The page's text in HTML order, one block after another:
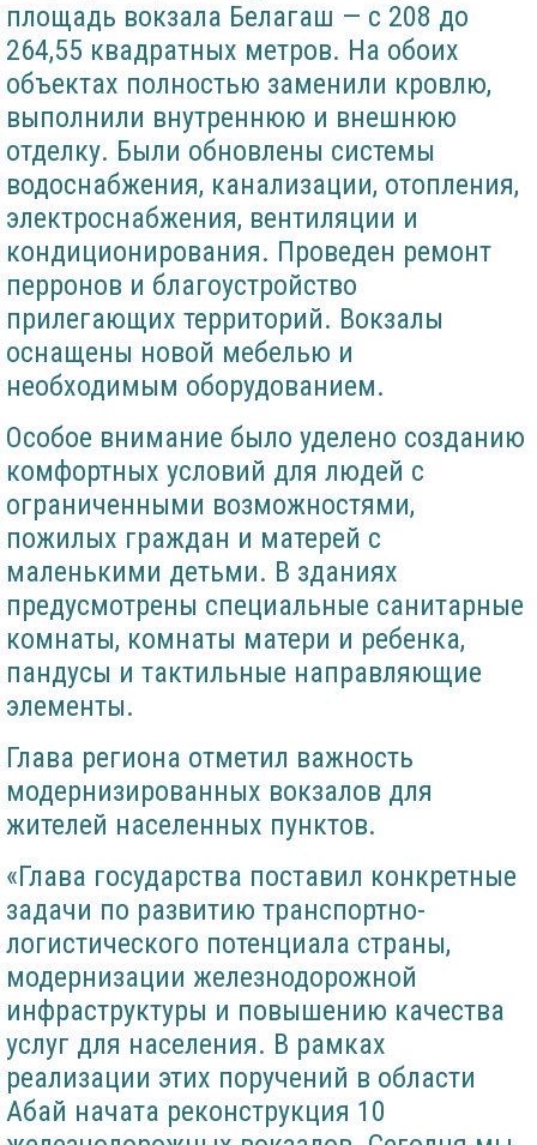
площадь вокзала Белагаш — с 208 до
264,55 квадратных метров. На обоих
объектах полностью заменили кровлю,
выполнили внутреннюю и внешнюю
отделку. Были обновлены системы
водоснабжения, канализации, отопления,
электроснабжения, вентиляции и
кондиционирования. Проведен ремонт
перронов и благоустройство
прилегающих территорий. Вокзалы
оснащены новой мебелью и
необходимым оборудованием.
Особое внимание было уделено созданию
комфортных условий для людей с
ограниченными возможностями,
пожилых граждан и матерей с
маленькими детьми. В зданиях
предусмотрены специальные санитарные
комнаты, комнаты матери и ребенка,
пандусы и тактильные направляющие
элементы.
Глава региона отметил важность
модернизированных вокзалов для
жителей населенных пунктов.
«Глава государства поставил конкретные
задачи по развитию транспортно-
логистического потенциала страны,
модернизации железнодорожной
инфраструктуры и повышению качества
услуг для населения. В рамках
реализации этих поручений в области
Абай начата реконструкция 10